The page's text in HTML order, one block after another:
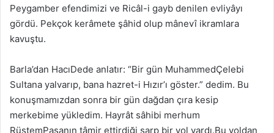
Peygamber efendimizi ve Ricâl-i gayb denilen evliyâyı
gördü. Pekçok kerâmete şâhid olup mânevî ikramlara
kavuştu.
Barla’dan HacıDede anlatır: “Bir gün MuhammedÇelebi
Sultana yalvarıp, bana hazret-i Hızır’ı göster.” dedim. Bu
konuşmamızdan sonra bir gün dağdan çıra kesip
merkebime yükledim. Hayrât sâhibi merhum
RüstemPaşanın tâmir ettirdiği sarp bir yol vardı.Bu yoldan